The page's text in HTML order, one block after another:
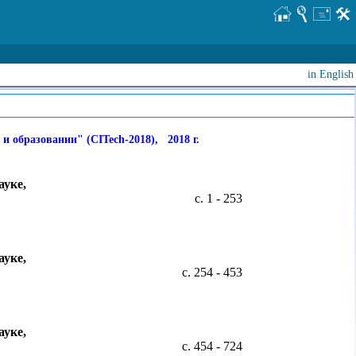
in English
образовании" (CITech-2018), 2018 г.
с. 1 - 253
с. 254 - 453
с. 454 - 724